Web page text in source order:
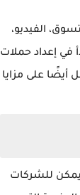
الفيديو،
في إعداد حملات
أيضًا على مزايا
يمكن للشركات